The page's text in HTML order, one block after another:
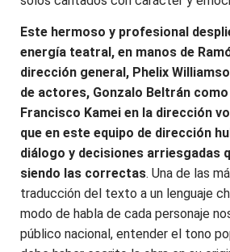
Este hermoso y profesional
energía teatral, en manos de
dirección general, Phelix
de actores, Gonzalo Beltrán
Francisco Kamei en la dirección
que en este equipo de dirección
diálogo y decisiones arriesgadas
siendo las correctas. Una de las
traducción del texto a un lenguaje
modo de habla de cada personaje
público nacional, entender el tono